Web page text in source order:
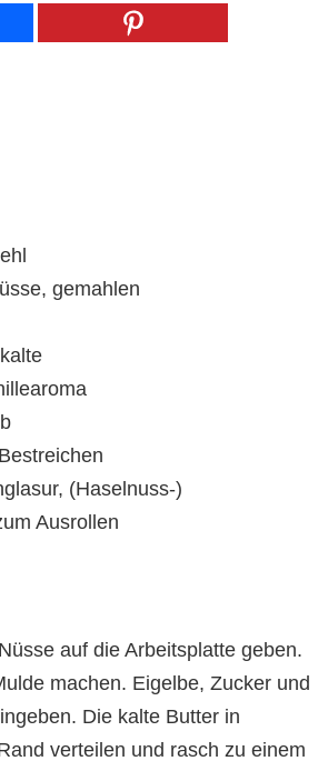
gemahlen
(Haselnuss-)
Ausrollen
auf die Arbeitsplatte geben.
machen. Eigelbe, Zucker und
Die kalte Butter in
verteilen und rasch zu einem